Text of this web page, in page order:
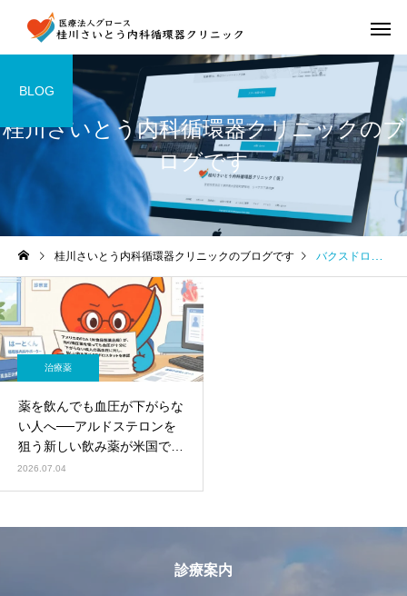
桂川さいとう内科循環器クリニックのブ
ログです
BLOG
桂川さいとう内科循環器クリニックのブログです バクスドロスタット
治療薬
薬を飲んでも血圧が下がらな
い人へ──アルドステロンを
狙う新しい飲み薬が米国で承
認
2026.07.04
診療案内